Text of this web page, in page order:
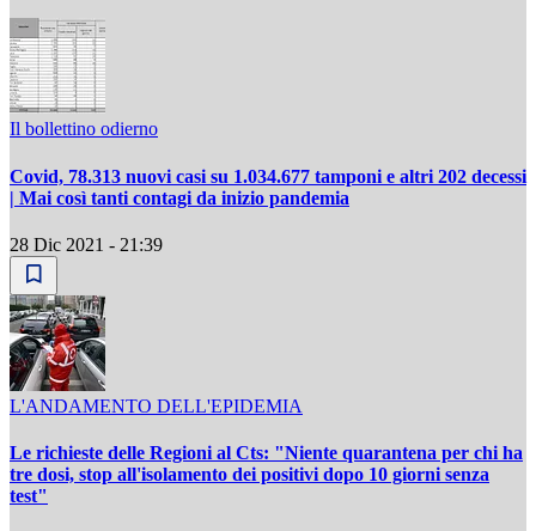
Il bollettino odierno
Covid, 78.313 nuovi casi su 1.034.677 tamponi e altri 202 decessi
| Mai così tanti contagi da inizio pandemia
28 Dic 2021 - 21:39
L'ANDAMENTO DELL'EPIDEMIA
Le richieste delle Regioni al Cts: "Niente quarantena per chi ha
tre dosi, stop all'isolamento dei positivi dopo 10 giorni senza
test"